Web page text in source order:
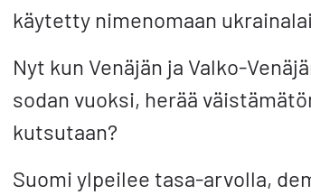
käytetty nimenomaan
Nyt kun Venäjän ja Valko-
sodan vuoksi, herää
kutsutaan?
Suomi ylpeilee tasa-arvolla,